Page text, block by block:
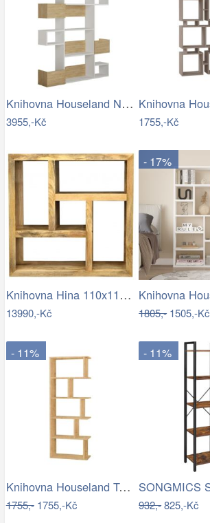
Knihovna Houseland Niho bílá/dub…
3955,-Kč 1755,-Kč
Knihovna Hina 110x110x35 z mangového…
13990,-Kč
- 17%
1805,-1505,-Kč
- 11%
Knihovna Houseland Tapi dub přírodní
1755,-1755,-Kč
- 11%
932,-825,-Kč